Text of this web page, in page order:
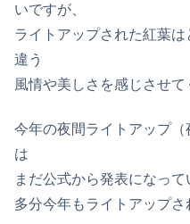
いですが、
ライトアップされた紅葉
違う
風情や美しさを感じさせて
今年の夜間ライトアップ
は
まだ公式から発表になっ
多分今年もライトアップさ